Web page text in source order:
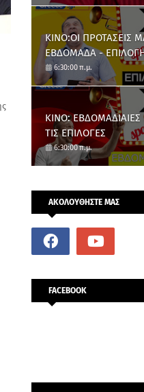
ΚΙΝΟ:ΟΙ ΠΡΟΤΑΣΕΙΣ
ΕΒΔΟΜΑΔΑ -
ΑΡΙΘΜΩΝ
6:30:00 π.μ.
ΚΙΝΟ: ΕΒΔΟΜΑΔΙΑΙΕΣ ΠΡΟΤΑΣΕΙΣ ΓΙΑ ΟΛΕΣ
ΤΙΣ ΕΠΙΛΟΓΕΣ
6:30:00 π.μ.
ΑΚΟΛΟΥΘΗΣΤΕ ΜΑΣ
FACEBOOK